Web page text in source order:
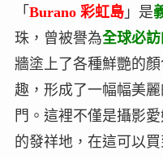
「 Burano 彩虹島」是
珠，曾被譽為全球必
牆塗上了各種鮮艷的
趣，形成了一幅幅美
門。這裡不僅是攝影
的發祥地，在這可以